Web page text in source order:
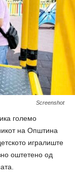
Screenshot
големо
на Општина
игралиште
оштетено од